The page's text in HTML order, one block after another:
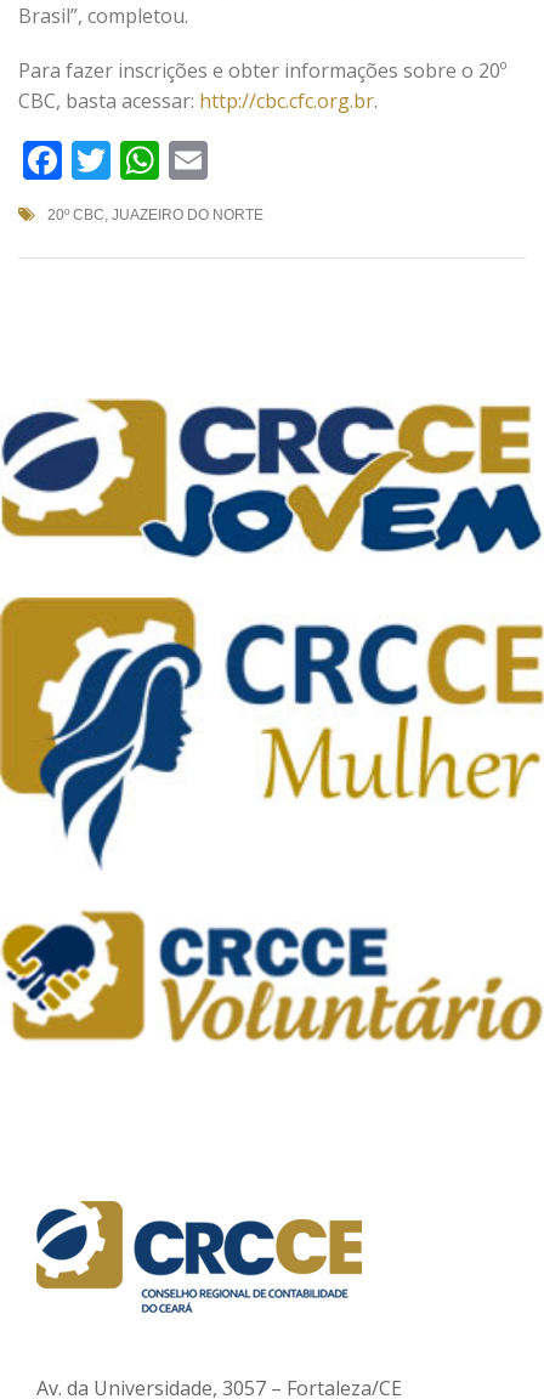
Brasil”, completou.
Para fazer inscrições e obter informações sobre o 20º
CBC, basta acessar: http://cbc.cfc.org.br.
Facebook
TwitterWhatsApp
20º CBC, JUAZEIRO DO NORTE
Av. da Universidade, 3057 – Fortaleza/CE